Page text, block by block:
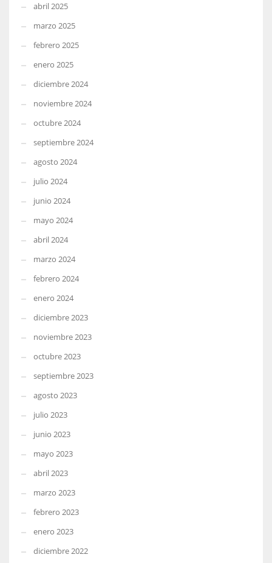
abril 2025
marzo 2025
febrero 2025
enero 2025
diciembre 2024
noviembre 2024
octubre 2024
septiembre 2024
agosto 2024
julio 2024
junio 2024
mayo 2024
abril 2024
marzo 2024
febrero 2024
enero 2024
diciembre 2023
noviembre 2023
octubre 2023
septiembre 2023
agosto 2023
julio 2023
junio 2023
mayo 2023
abril 2023
marzo 2023
febrero 2023
enero 2023
diciembre 2022